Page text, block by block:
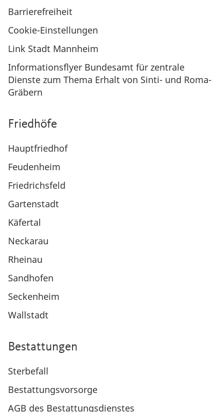
Barrierefreiheit
Cookie-Einstellungen
Link Stadt Mannheim
Informationsflyer Bundesamt für zentrale
Dienste zum Thema Erhalt von Sinti- und Roma-
Gräbern
Friedhöfe
Hauptfriedhof
Feudenheim
Friedrichsfeld
Gartenstadt
Käfertal
Neckarau
Rheinau
Sandhofen
Seckenheim
Wallstadt
Bestattungen
Sterbefall
Bestattungsvorsorge
AGB des Bestattungsdienstes